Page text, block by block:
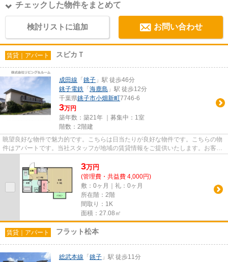
チェックした物件をまとめて
検討リストに追加 お問い合わせ
賃貸｜アパート スピカＴ
成田線 「 銚子 」駅 徒歩46分
銚子電鉄 「 海鹿島 」駅 徒歩12分
千葉県銚子市小畑新町7746-6
3万円
築年数：築21年 ｜募集中： 1室
階数：2階建
眺望良好な物件で魅力的です。こちらは日当たりが良好な物件です。こちらの物
件はアパートです。当社スタッフが地域の賃貸情報をご提供いたします。お客様
3万円
(管理費・共益費 4,000円)
敷：0ヶ月｜礼：0ヶ月
所在階：2階
間取り：1K
面積：27.08㎡
賃貸｜アパート フラット松本
総武本線 「 銚子 」駅 徒歩11分